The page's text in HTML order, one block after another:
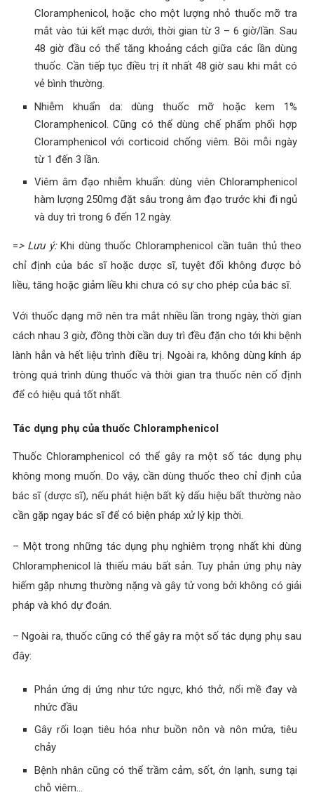
Cloramphenicol, hoặc cho một lượng nhỏ thuốc mỡ tra
mắt vào túi kết mạc dưới, thời gian từ 3 – 6 giờ/lần. Sau
48 giờ đầu có thể tăng khoảng cách giữa các lần dùng
thuốc. Cần tiếp tục điều trị ít nhất 48 giờ sau khi mắt có
vẻ bình thường.
Nhiễm khuẩn da: dùng thuốc mỡ hoặc kem 1%
Cloramphenicol. Cũng có thể dùng chế phẩm phối hợp
Cloramphenicol với corticoid chống viêm. Bôi mỗi ngày
từ 1 đến 3 lần.
Viêm âm đạo nhiễm khuẩn: dùng viên Chloramphenicol
hàm lượng 250mg đặt sâu trong âm đạo trước khi đi ngủ
và duy trì trong 6 đến 12 ngày.
=> Lưu ý:Khi dùng thuốc Chloramphenicol cần tuân thủ theo
chỉ định của bác sĩ hoặc dược sĩ, tuyệt đối không được bỏ
liều, tăng hoặc giảm liều khi chưa có sự cho phép của bác sĩ.
Với thuốc dạng mỡ nên tra mắt nhiều lần trong ngày, thời gian
cách nhau 3 giờ, đồng thời cần duy trì đều đặn cho tới khi bệnh
lành hẳn và hết liệu trình điều trị. Ngoài ra, không dùng kính áp
tròng quá trình dùng thuốc và thời gian tra thuốc nên cố định
để có hiệu quả tốt nhất.
Tác dụng phụ của thuốc Chloramphenicol
Thuốc Chloramphenicol có thể gây ra một số tác dụng phụ
không mong muốn. Do vậy, cần dùng thuốc theo chỉ định của
bác sĩ (dược sĩ), nếu phát hiện bất kỳ dấu hiệu bất thường nào
cần gặp ngay bác sĩ để có biện pháp xử lý kịp thời.
– Một trong những tác dụng phụ nghiêm trọng nhất khi dùng
Chloramphenicol là thiếu máu bất sản. Tuy phản ứng phụ này
hiếm gặp nhưng thường nặng và gây tử vong bởi không có giải
pháp và khó dự đoán.
– Ngoài ra, thuốc cũng có thể gây ra một số tác dụng phụ sau
đây:
Phản ứng dị ứng như tức ngực, khó thở, nổi mề đay và
nhức đầu
Gây rối loạn tiêu hóa như buồn nôn và nôn mửa, tiêu
chảy
Bệnh nhân cũng có thể trầm cảm, sốt, ớn lạnh, sưng tại
chỗ viêm…